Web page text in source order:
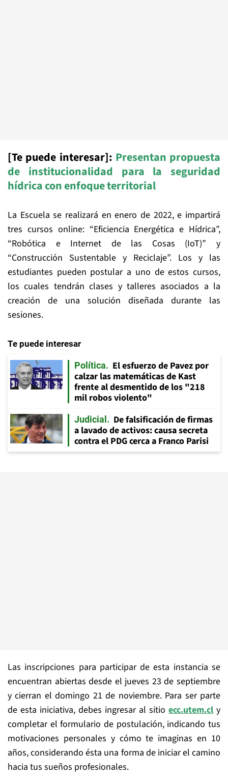
[Te puede interesar]: Presentan propuesta
de institucionalidad para la seguridad
hídrica con enfoque territorial
La Escuela se realizará en enero de 2022, e impartirá
tres cursos online: “Eficiencia Energética e Hídrica”,
“Robótica e Internet de las Cosas (IoT)” y
“Construcción Sustentable y Reciclaje”. Los y las
estudiantes pueden postular a uno de estos cursos,
los cuales tendrán clases y talleres asociados a la
creación de una solución diseñada durante las
sesiones.
Te puede interesar
Política
El esfuerzo de Pavez por
calzar las matemáticas de Kast
frente al desmentido de los "218
mil robos violento"
Judicial
De falsificación de firmas
a lavado de activos: causa secreta
contra el PDG cerca a Franco Parisi
Las inscripciones para participar de esta instancia se
encuentran abiertas desde el jueves 23 de septiembre
y cierran el domingo 21 de noviembre. Para ser parte
de esta iniciativa, debes ingresar al sitio ecc.utem.cl y
completar el formulario de postulación, indicando tus
motivaciones personales y cómo te imaginas en 10
años, considerando ésta una forma de iniciar el camino
hacia tus sueños profesionales.